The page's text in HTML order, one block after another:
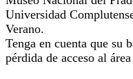
Universidad
Verano.
Tenga en cuenta que su
pérdida de acceso al